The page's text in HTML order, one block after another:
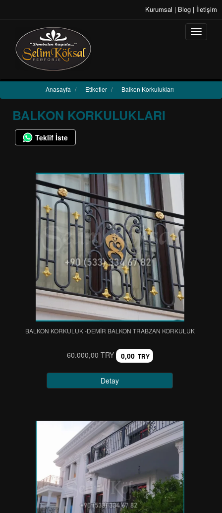
Kurumsal | Blog | İletişim
Anasayfa / Etiketler / Balkon Korkulukları
BALKON KORKULUKLARI
Teklif İste
BALKON KORKULUK -DEMIR BALKON TRABZAN KORKULUK
60.000,00 TRY 0,00 TRY
Detay